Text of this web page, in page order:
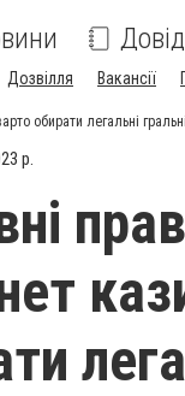
Дозвілля Вакансії
обирати легальні
р.